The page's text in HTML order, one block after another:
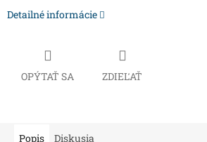
Detailné informácie
OPÝTAŤ SA ZDIEĽAŤ
Popis Diskusia